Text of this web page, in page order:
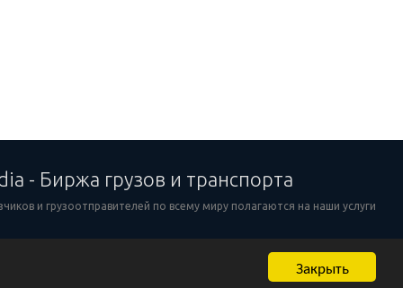
Закрыть
- Биржа грузов и транспорта
и грузоотправителей по всему миру полагаются на наши услуги